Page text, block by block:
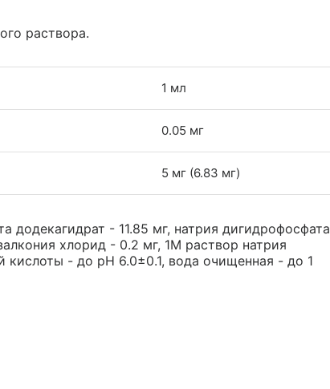
раствора.
1 мл
0.05 мг
5 мг (6.83 мг)
додекагидрат - 11.85 мг, натрия дигидрофосфата
хлорид - 0.2 мг, 1М раствор натрия
- до pH 6.0±0.1, вода очищенная - до 1